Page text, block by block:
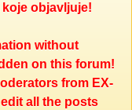
objavljuje!
without
on this forum!
from EX-
all the posts